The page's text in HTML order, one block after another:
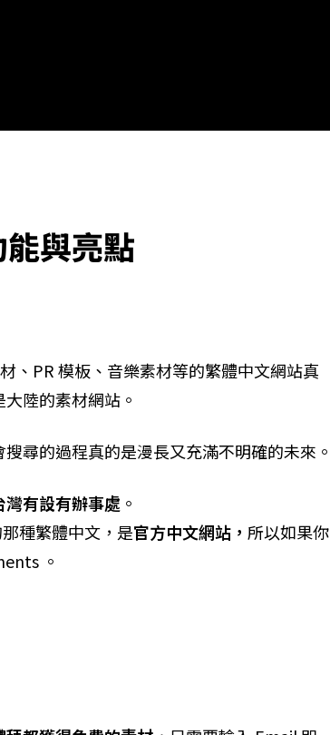
與亮點
、PR 模板、音樂素材等的繁體中文網站真
陸的素材網站。
尋的過程真的是漫長又充滿不明確的未來。
灣有設有辦事處 。
種繁體中文，是官方中文網站， 所以如果你
。